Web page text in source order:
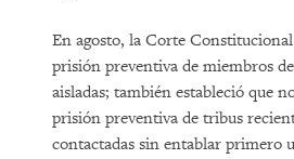
En agosto, la Corte
prisión preventiva de miembros
aisladas; también estableció que
prisión preventiva de tribus
contactadas sin entablar primero